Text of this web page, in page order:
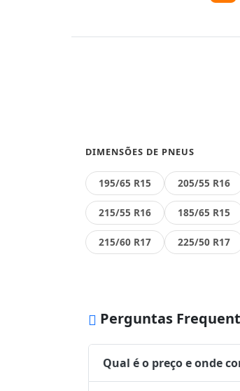
DIMENSÕES DE PNEUS
195/65 R15 205/55 R16
215/55 R16 185/65 R15
215/60 R17 225/50 R17
Perguntas
Qual é o preço e onde